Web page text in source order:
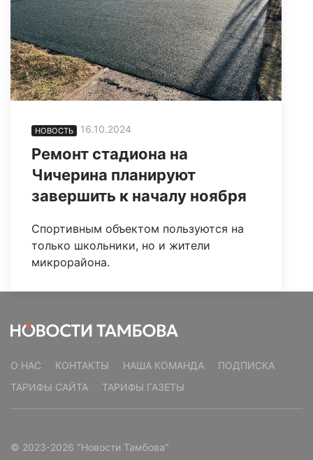
НОВОСТЬ 16.10.2024
Ремонт стадиона на
Чичерина планируют
завершить к началу ноября
Спортивным объектом пользуются на
только школьники, но и жители
микрорайона.
О НАС КОНТАКТЫ НАША КОМАНДА
ПОДПИСКА
ТАРИФЫ САЙТА
ТАРИФЫ ГАЗЕТЫ
© 2023-2026 "Новости Тамбова"